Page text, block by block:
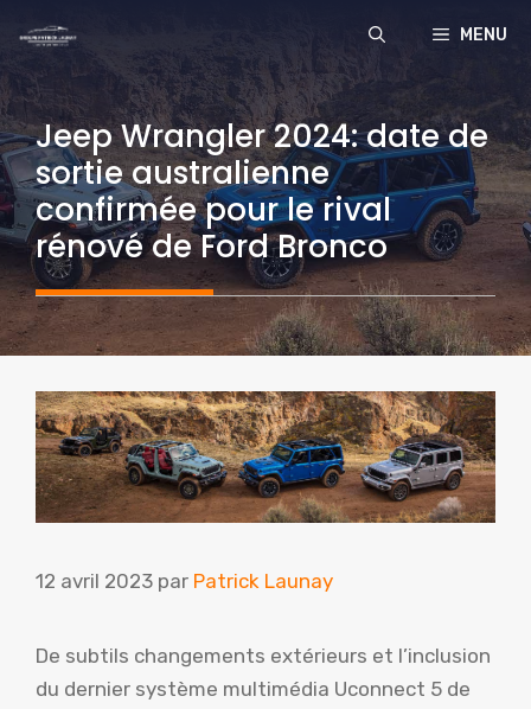
contenu
MENU
Jeep Wrangler 2024: date de
sortie australienne
confirmée pour le rival
rénové de Ford Bronco
12 avril 2023 par Patrick Launay
De subtils changements extérieurs et l’inclusion
du dernier système multimédia Uconnect 5 de